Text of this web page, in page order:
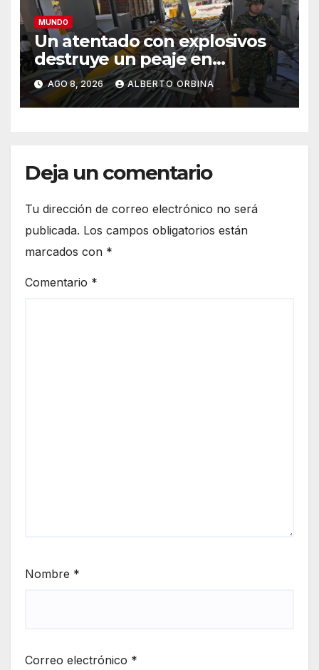
MUNDO
Un atentado con explosivos
destruye un peaje en
Colombia en el primer día del
gobierno de Abelardo De la
Espriella y tras el anuncio de
AGO 8, 2026 ALBERTO ORBINA
Deja un comentario
Tu dirección de correo electrónico no será
publicada. Los campos obligatorios están
marcados con *
Comentario *
Nombre *
Correo electrónico *